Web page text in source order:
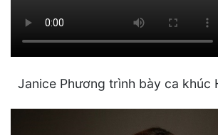
Janice Phương trình bày ca khúc